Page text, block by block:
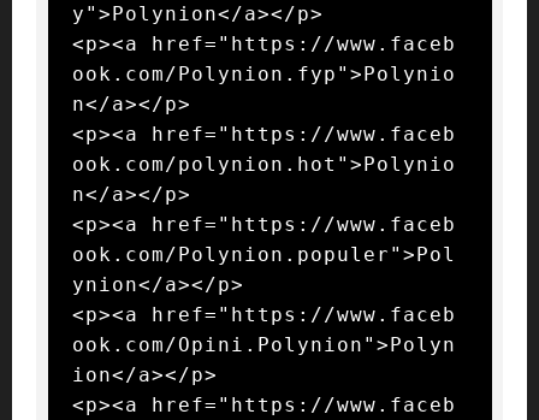
y">Polynion</a></p>
<p><a href="https://www.faceb
ook.com/Polynion.fyp">Polynio
n</a></p>
<p><a href="https://www.faceb
ook.com/polynion.hot">Polynio
n</a></p>
<p><a href="https://www.faceb
ook.com/Polynion.populer">Pol
ynion</a></p>
<p><a href="https://www.faceb
ook.com/Opini.Polynion">Polyn
ion</a></p>
<p><a href="https://www.faceb